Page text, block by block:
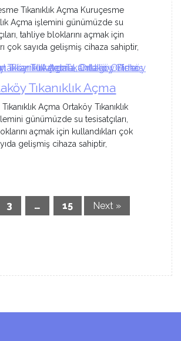
Tıkanıklık Açma Kuruçesme
Açma işlemini günümüzde su
tahliye bloklarını açmak için
çok sayıda gelişmiş cihaza sahiptir,
Tıkanıklık Açma
Açma Ortaköy Tıkanıklık
günümüzde su tesisatçıları,
açmak için kullandıkları çok
gelişmiş cihaza sahiptir,
3 … 15 Next »